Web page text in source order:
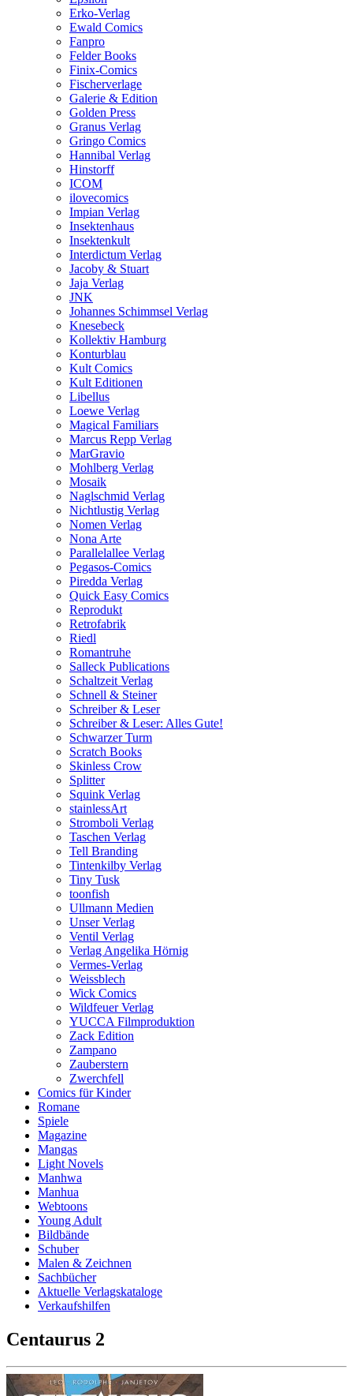
Erko-Verlag
Ewald Comics
Fanpro
Felder Books
Finix-Comics
Fischerverlage
Galerie & Edition
Golden Press
Granus Verlag
Gringo Comics
Hannibal Verlag
Hinstorff
ICOM
ilovecomics
Impian Verlag
Insektenhaus
Insektenkult
Interdictum Verlag
Jacoby & Stuart
Jaja Verlag
JNK
Johannes Schimmsel Verlag
Knesebeck
Kollektiv Hamburg
Konturblau
Kult Comics
Kult Editionen
Libellus
Loewe Verlag
Magical Familiars
Marcus Repp Verlag
MarGravio
Mohlberg Verlag
Mosaik
Naglschmid Verlag
Nichtlustig Verlag
Nomen Verlag
Nona Arte
Parallelallee Verlag
Pegasos-Comics
Piredda Verlag
Quick Easy Comics
Reprodukt
Retrofabrik
Riedl
Romantruhe
Salleck Publications
Schaltzeit Verlag
Schnell & Steiner
Schreiber & Leser
Schreiber & Leser: Alles Gute!
Schwarzer Turm
Scratch Books
Skinless Crow
Splitter
Squink Verlag
stainlessArt
Stromboli Verlag
Taschen Verlag
Tell Branding
Tintenkilby Verlag
Tiny Tusk
toonfish
Ullmann Medien
Unser Verlag
Ventil Verlag
Verlag Angelika Hörnig
Vermes-Verlag
Weissblech
Wick Comics
Wildfeuer Verlag
YUCCA Filmproduktion
Zack Edition
Zampano
Zauberstern
Zwerchfell
Comics für Kinder
Romane
Spiele
Magazine
Mangas
Light Novels
Manhwa
Manhua
Webtoons
Young Adult
Bildbände
Schuber
Malen & Zeichnen
Sachbücher
Aktuelle Verlagskataloge
Verkaufshilfen
Centaurus 2